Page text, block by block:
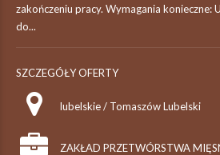
zakończeniu pracy. Wymagania konieczne:
do...
SZCZEGÓŁY OFERTY
lubelskie / Tomaszów Lubelski
ZAKŁAD PRZETWÓRSTWA